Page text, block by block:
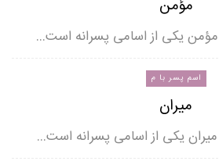
مؤمن
مؤمن یکی از اسامی پسرانه است…
اسم پسر با م
میران
میران یکی از اسامی پسرانه است…